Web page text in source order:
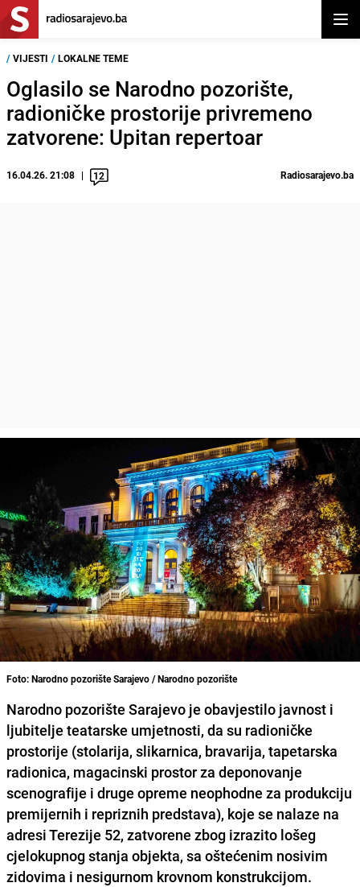
/ VIJESTI / LOKALNE TEME
Oglasilo se Narodno pozorište,
radioničke prostorije privremeno
zatvorene: Upitan repertoar
16.04.26. 21:08 12 Radiosarajevo.ba
Foto: Narodno pozorište Sarajevo / Narodno pozorište
Narodno pozorište Sarajevo je obavjestilo javnost i
ljubitelje teatarske umjetnosti, da su radioničke
prostorije (stolarija, slikarnica, bravarija, tapetarska
radionica, magacinski prostor za deponovanje
scenografije i druge opreme neophodne za produkciju
premijernih i repriznih predstava), koje se nalaze na
adresi Terezije 52, zatvorene zbog izrazito lošeg
cjelokupnog stanja objekta, sa oštećenim nosivim
zidovima i nesigurnom krovnom konstrukcijom.